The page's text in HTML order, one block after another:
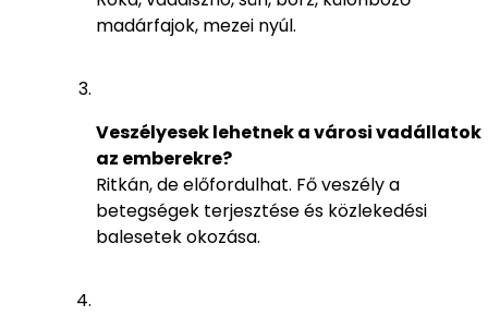
madárfajok, mezei nyúl.
Veszélyesek lehetnek a városi vadállatok
az emberekre?
Ritkán, de előfordulhat. Fő veszély a
betegségek terjesztése és közlekedési
balesetek okozása.